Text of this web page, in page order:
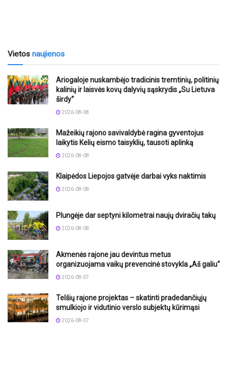
Vietos naujienos
Ariogaloje nuskambėjo tradicinis tremtinių, politinių
kalinių ir laisvės kovų dalyvių sąskrydis „Su Lietuva
širdy“
2026-08-08
Mažeikių rajono savivaldybė ragina gyventojus
laikytis Kelių eismo taisyklių, tausoti aplinką
2026-08-08
Klaipėdos Liepojos gatvėje darbai vyks naktimis
2026-08-08
Plungėje dar septyni kilometrai naujų dviračių takų
2026-08-08
Akmenės rajone jau devintus metus
organizuojama vaikų prevencinė stovykla „Aš galiu“
2026-08-07
Telšių rajone projektas – skatinti pradedančiųjų
smulkiojo ir vidutinio verslo subjektų kūrimąsi
2026-08-07